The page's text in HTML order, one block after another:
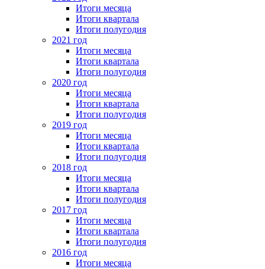
Итоги месяца
Итоги квартала
Итоги полугодия
2021 год
Итоги месяца
Итоги квартала
Итоги полугодия
2020 год
Итоги месяца
Итоги квартала
Итоги полугодия
2019 год
Итоги месяца
Итоги квартала
Итоги полугодия
2018 год
Итоги месяца
Итоги квартала
Итоги полугодия
2017 год
Итоги месяца
Итоги квартала
Итоги полугодия
2016 год
Итоги месяца